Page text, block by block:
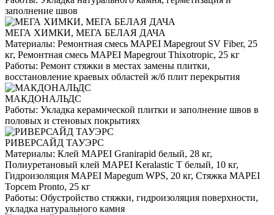
заполнение швов
МЕГА ХИМКИ, МЕГА БЕЛАЯ ДАЧА
Материалы: Ремонтная смесь MAPEI Mapegrout SV Fiber, 25
кг, Ремонтная смесь MAPEI Mapegrout Thixotropic, 25 кг
Работы: Ремонт стяжки в местах замены плитки,
восстановление краевых областей ж/б плит перекрытия
МАКДОНАЛЬДС
Работы: Укладка керамической плитки и заполнение швов в
половых и стеновых покрытиях
РИВЕРСАЙД ТАУЭРС
Материалы: Клей MAPEI Granirapid белый, 28 кг,
Полиуретановый клей MAPEI Keralastic T белый, 10 кг,
Гидроизоляция MAPEI Mapegum WPS, 20 кг, Стяжка MAPEI
Topcem Pronto, 25 кг
Работы: Обустройство стяжки, гидроизоляция поверхности,
укладка натурального камня